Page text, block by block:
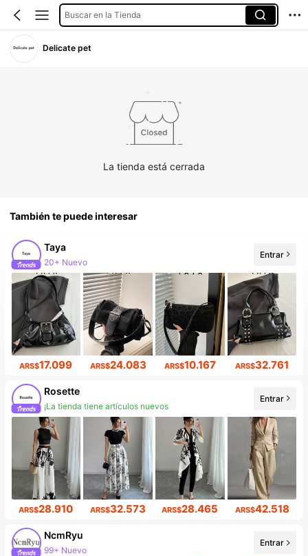
Buscar en la Tienda
Delicate pet
La tienda está cerrada
También te puede interesar
Taya
20+ Nuevo
Entrar
ARS$17.099 ARS$24.083 ARS$10.167 ARS$32.761
Rosette
¡La tienda tiene artículos nuevos
Entrar
ARS$28.910 ARS$32.573 ARS$28.465 ARS$42.518
NcmRyu
99+ Nuevo
Entrar